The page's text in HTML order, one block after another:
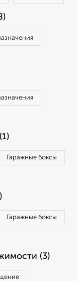
Гаражные боксы
Гаражные боксы
(3)